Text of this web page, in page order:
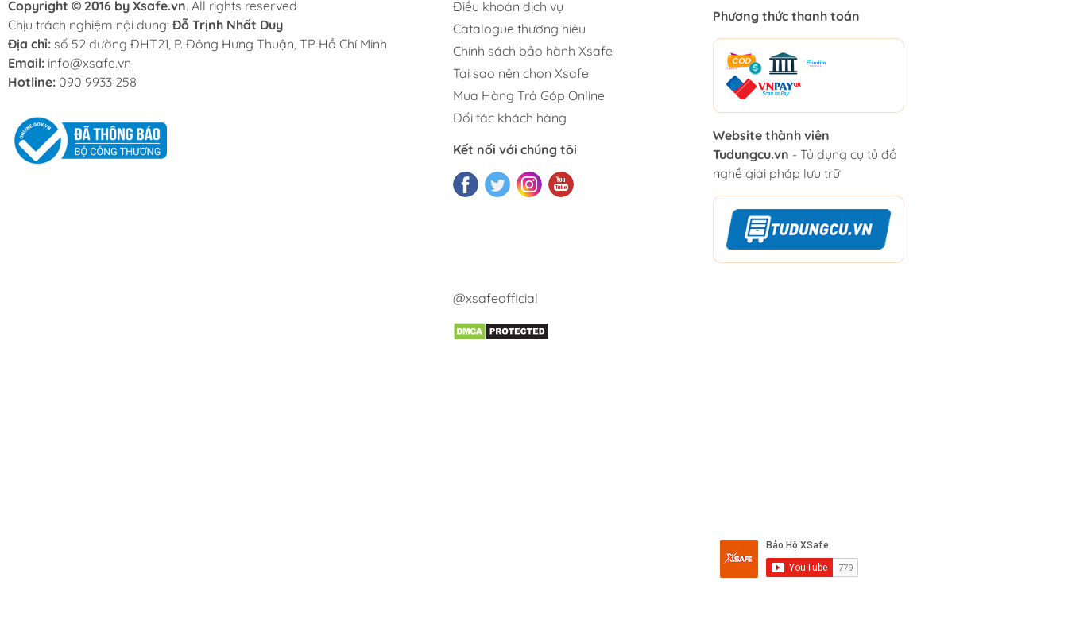
Copyright © 2016 by Xsafe.vn. All rights reserved
Chịu trách nghiệm nội dung: Đỗ Trịnh Nhất Duy
Địa chỉ: số 52 đường ĐHT21, P. Đông Hưng Thuận, TP Hồ Chí Minh
Email: info@xsafe.vn
Hotline: 090 9933 258
Điều khoản dịch vụ
Catalogue thương hiệu
Chính sách bảo hành Xsafe
Tại sao nên chọn Xsafe
Mua Hàng Trả Góp Online
Đối tác khách hàng
Kết nối với chúng tôi
Phương thức thanh toán
Website thành viên
Tudungcu.vn - Tủ dụng cụ tủ đồ
nghề giải pháp lưu trữ
@xsafeofficial